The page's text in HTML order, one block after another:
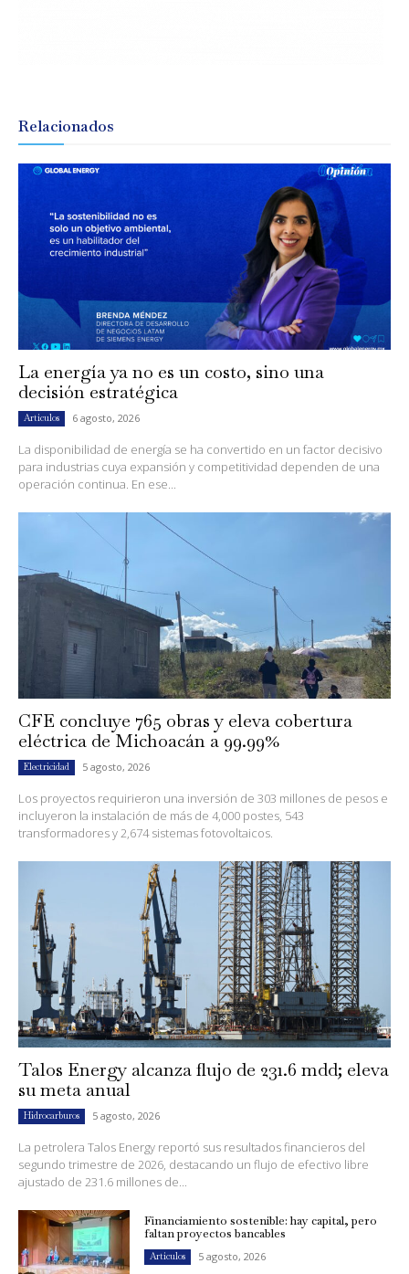
Relacionados
La energía ya no es un costo, sino una
decisión estratégica
Artículos 6 agosto, 2026
La disponibilidad de energía se ha convertido en un factor decisivo
para industrias cuya expansión y competitividad dependen de una
operación continua. En ese...
CFE concluye 765 obras y eleva cobertura
eléctrica de Michoacán a 99.99%
Electricidad 5 agosto, 2026
Los proyectos requirieron una inversión de 303 millones de pesos e
incluyeron la instalación de más de 4,000 postes, 543
transformadores y 2,674 sistemas fotovoltaicos.
Talos Energy alcanza flujo de 231.6 mdd; eleva
su meta anual
Hidrocarburos 5 agosto, 2026
La petrolera Talos Energy reportó sus resultados financieros del
segundo trimestre de 2026, destacando un flujo de efectivo libre
ajustado de 231.6 millones de...
Financiamiento sostenible: hay capital, pero
faltan proyectos bancables
Artículos 5 agosto, 2026